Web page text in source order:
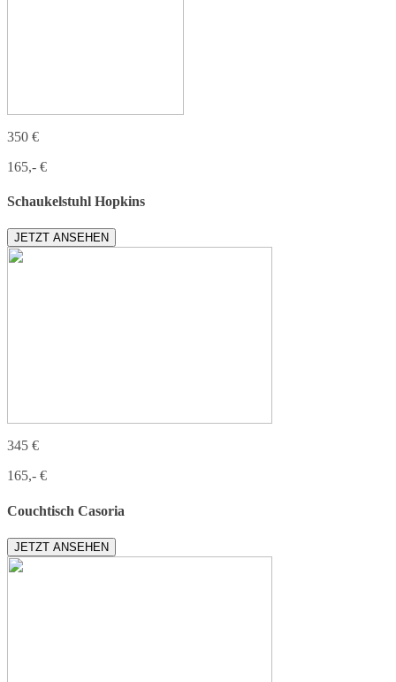
350 €
165,- €
Schaukelstuhl Hopkins
JETZT ANSEHEN
345 €
165,- €
Couchtisch Casoria
JETZT ANSEHEN